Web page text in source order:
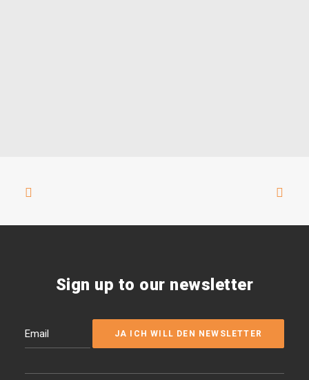
Sign up to our newsletter